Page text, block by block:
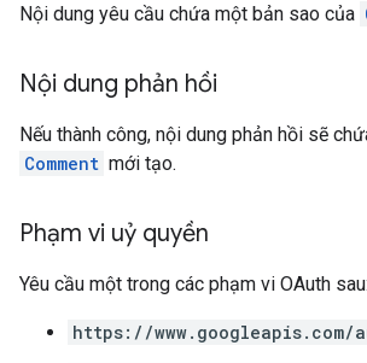
Nội dung yêu cầu chứa một bản sao của
Nội dung phản hồi
Nếu thành công, nội dung phản hồi sẽ
Comment mới tạo.
Phạm vi uỷ quyền
Yêu cầu một trong các phạm vi OAuth sau:
https://www.googleapis.com/